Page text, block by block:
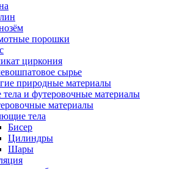
порошки
циркония
сырье
природные материалы
и футеровочные материалы
материалы
тела
Бисер
Цилиндры
Шары